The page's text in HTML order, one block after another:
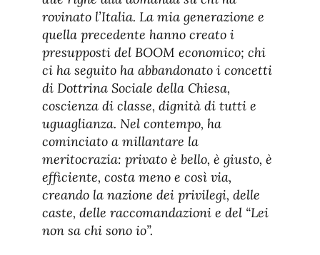
rovinato l’Italia. La mia generazione e
quella precedente hanno creato i
presupposti del BOOM economico; chi
ci ha seguito ha abbandonato i concetti
di Dottrina Sociale della Chiesa,
coscienza di classe, dignità di tutti e
uguaglianza. Nel contempo, ha
cominciato a millantare la
meritocrazia: privato è bello, è giusto, è
efficiente, costa meno e così via,
creando la nazione dei privilegi, delle
caste, delle raccomandazioni e del “Lei
non sa chi sono io”.